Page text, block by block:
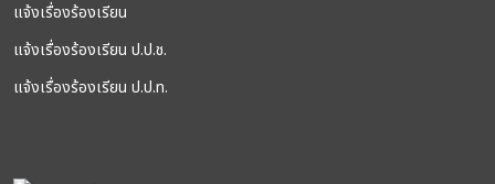
แจ้งเรื่องร้องเรียน
แจ้งเรื่องร้องเรียน ป.ป.ช.
แจ้งเรื่องร้องเรียน ป.ป.ท.